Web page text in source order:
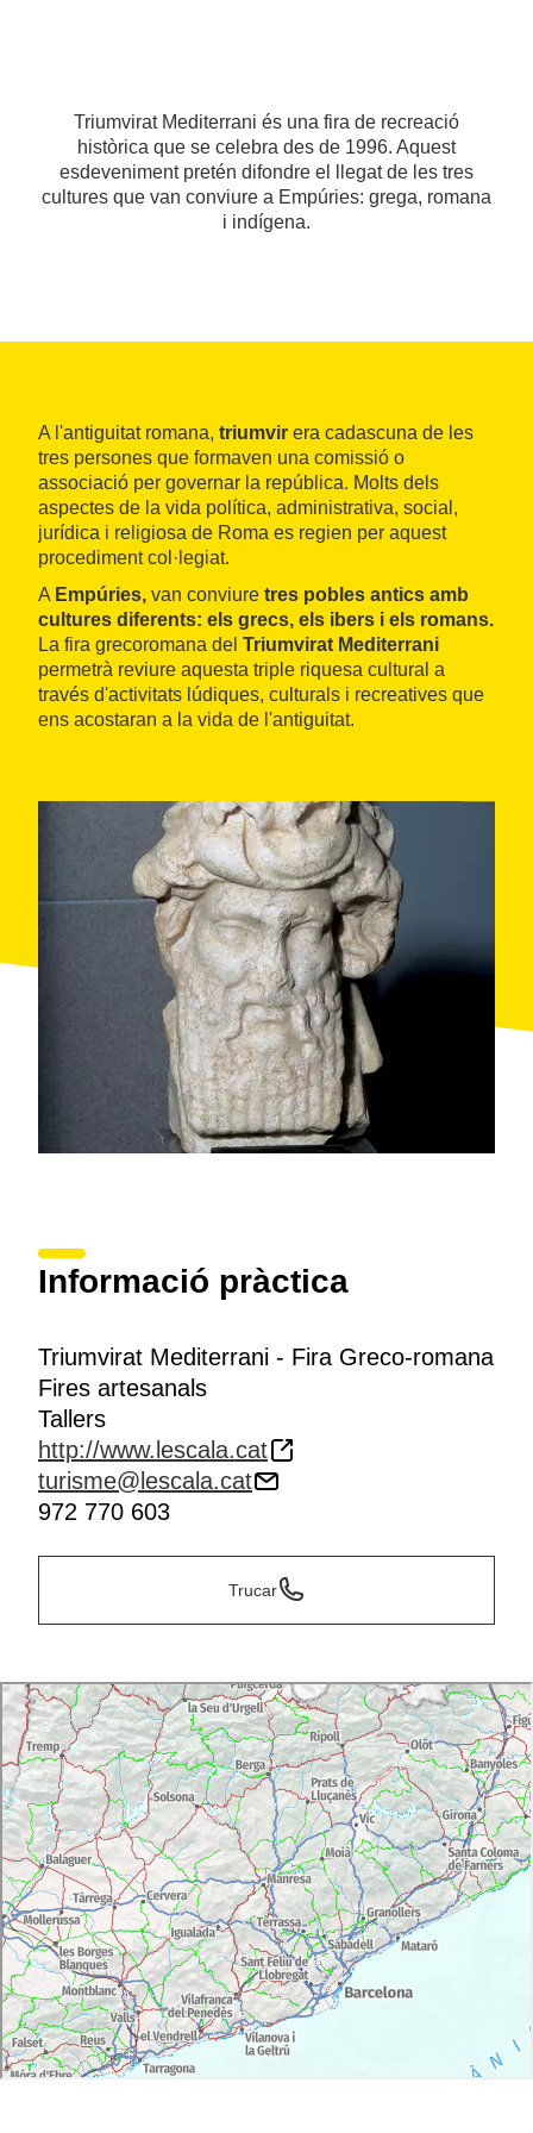
Triumvirat Mediterrani és una fira de recreació
històrica que se celebra des de 1996. Aquest
esdeveniment pretén difondre el llegat de les tres
cultures que van conviure a Empúries: grega, romana
i indígena.
A l'antiguitat romana, triumvir era cadascuna de les
tres persones que formaven una comissió o
associació per governar la república. Molts dels
aspectes de la vida política, administrativa, social,
jurídica i religiosa de Roma es regien per aquest
procediment col·legiat.
A Empúries, van conviure tres pobles antics amb
cultures diferents: els grecs, els ibers i els romans.
La fira grecoromana del Triumvirat Mediterrani
permetrà reviure aquesta triple riquesa cultural a
través d'activitats lúdiques, culturals i recreatives que
ens acostaran a la vida de l'antiguitat.
Informació pràctica
Triumvirat Mediterrani - Fira Greco-romana
Fires artesanals
Tallers
http://www.lescala.cat
turisme@lescala.cat
972 770 603
Trucar